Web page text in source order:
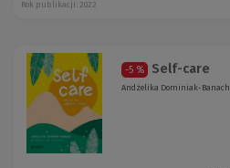
Rok publikacji: 2022
-5 % Self-care
Andżelika Dominiak-Banach